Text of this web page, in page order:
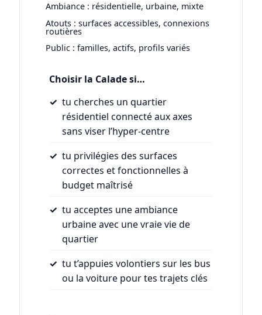
Ambiance : résidentielle, urbaine, mixte
Atouts : surfaces accessibles, connexions
routières
Public : familles, actifs, profils variés
Choisir la Calade si…
tu cherches un quartier
résidentiel connecté aux axes
sans viser l’hyper-centre
tu privilégies des surfaces
correctes et fonctionnelles à
budget maîtrisé
tu acceptes une ambiance
urbaine avec une vraie vie de
quartier
tu t’appuies volontiers sur les bus
ou la voiture pour tes trajets clés